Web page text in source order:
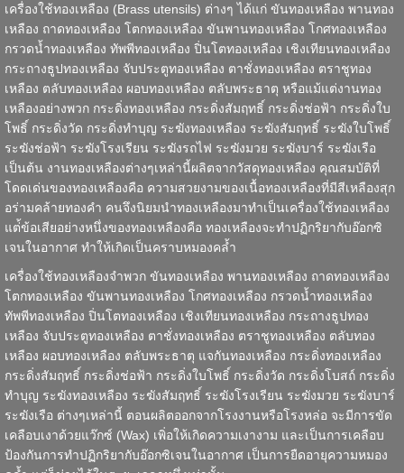
เครื่องใช้ทองเหลือง (Brass utensils) ต่างๆ ได้แก่ขันทองเหลือง พานทอง
เหลือง ถาดทองเหลือง โตกทองเหลือง ขันพานทองเหลือง โกศทองเหลือง
กรวดน้ำทองเหลือง ทัพพีทองเหลือง ปิ่นโตทองเหลือง เชิงเทียนทองเหลือง
กระถางธูปทองเหลือง จับประตูทองเหลือง ตาชั่งทองเหลือง ตราชูทอง
เหลือง ตลับทองเหลือง ผอบทองเหลือง ตลับพระธาตุ หรือแม้แต่งานทอง
เหลืองอย่างพวก กระดิ่งทองเหลือง กระดิ่งสัมฤทธิ์ กระดิ่งช่อฟ้า กระดิ่งใบ
โพธิ์ กระดิ่งวัด กระดิ่งทำบุญ ระฆังทองเหลือง ระฆังสัมฤทธิ์ ระฆังใบโพธิ์
ระฆังช่อฟ้า ระฆังโรงเรียน ระฆังรถไฟ ระฆังมวย ระฆังบาร์ ระฆังเรือ
เป็นต้น งานทองเหลืองต่างๆเหล่านี้ผลิตจากวัสดุทองเหลือง คุณสมบัติที่
โดดเด่นของทองเหลืองคือ ความสวยงามของเนื้อทองเหลืองที่มีสีเหลืองสุก
อร่ามคล้ายทองคำ คนจึงนิยมนำทองเหลืองมาทำเป็นเครื่องใช้ทองเหลือง
แต่้ข้อเสียอย่างหนึ่งของทองเหลืองคือ ทองเหลืองจะทำปฏิกริยากับอ๊อกซิ
เจนในอากาศ ทำให้เกิดเป็นคราบหมองคล้ำ
เครื่องใช้ทองเหลืองจำพวก ขันทองเหลือง พานทองเหลือง ถาดทองเหลือง
โตกทองเหลือง ขันพานทองเหลือง โกศทองเหลือง กรวดน้ำทองเหลือง
ทัพพีทองเหลือง ปิ่นโตทองเหลือง เชิงเทียนทองเหลือง กระถางธูปทอง
เหลือง จับประตูทองเหลือง ตาชั่งทองเหลือง ตราชูทองเหลือง ตลับทอง
เหลือง ผอบทองเหลือง ตลับพระธาตุ แจกันทองเหลือง กระดิ่งทองเหลือง
กระดิ่งสัมฤทธิ์ กระดิ่งช่อฟ้า กระดิ่งใบโพธิ์ กระดิ่งวัด กระดิ่งโบสถ์ กระดิ่ง
ทำบุญ ระฆังทองเหลือง ระฆังสัมฤทธิ์ ระฆังโรงเรียน ระฆังมวย ระฆังบาร์
ระฆังเรือ ต่างๆเหล่านี้ ตอนผลิตออกจากโรงงานหรือโรงหล่อ จะมีการขัด
เคลือบเงาด้วยแว๊กซ์ (Wax) เพิ่อให้เกิดความเงางาม และเป็นการเคลือบ
ป้องกันการทำปฏิกริยากับอ๊อกซิเจนในอากาศ เป็นการยืดอายุความหมอง